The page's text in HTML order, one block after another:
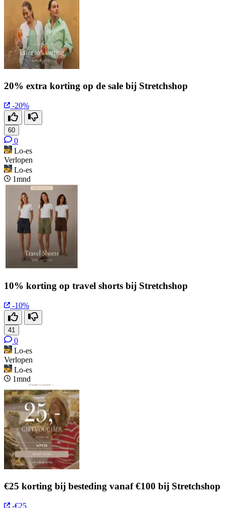
20% extra korting op de sale bij Stretchshop
-20%
60
0
Lo-es
Verlopen
Lo-es
1mnd
10% korting op travel shorts bij Stretchshop
-10%
41
0
Lo-es
Verlopen
Lo-es
1mnd
€25 korting bij besteding vanaf €100 bij Stretchshop
-€25